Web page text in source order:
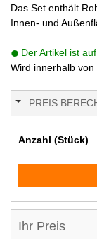
Das Set enthält
Innen- und
Der Artikel ist
Wird innerhalb
PREIS
Anzahl (Stück)
Ihr Preis